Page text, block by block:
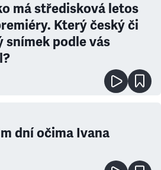
má středisková letos
Který český či
snímek podle vás
dní očima Ivana